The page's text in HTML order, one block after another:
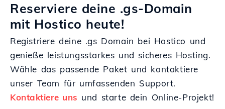
Reserviere deine .gs-Domain
mit Hostico heute!
Registriere deine .gs Domain bei Hostico und
genieße leistungsstarkes und sicheres Hosting.
Wähle das passende Paket und kontaktiere
unser Team für umfassenden Support.
Kontaktiere uns und starte dein Online-Projekt!